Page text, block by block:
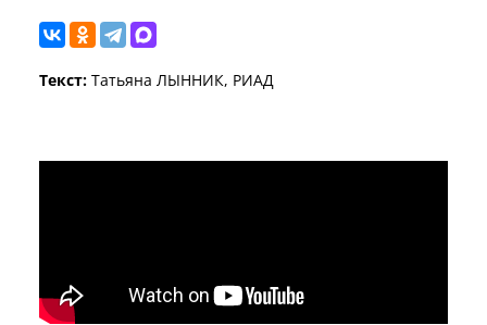
Текст: Татьяна ЛЫННИК, РИАД